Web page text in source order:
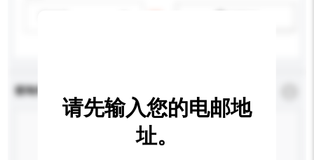
查询内容
请先输入您的电邮地
址。